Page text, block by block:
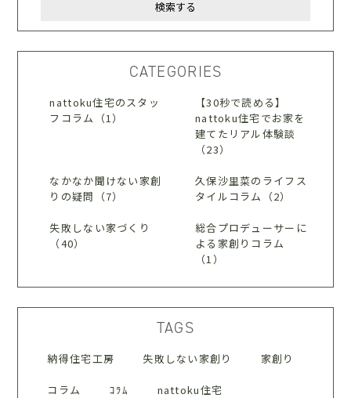
CATEGORIES
nattoku住宅のスタッ
フコラム（1）
【30秒で読める】
nattoku住宅でお家を
建てたリアル体験談
（23）
なかなか聞けない家創
りの疑問（7）
久保沙里菜のライフス
タイルコラム（2）
失敗しない家づくり
（40）
総合プロデューサーに
よる家創りコラム
（1）
TAGS
納得住宅工房 失敗しない家創り 家創り
コラム ｺﾗﾑ nattoku住宅